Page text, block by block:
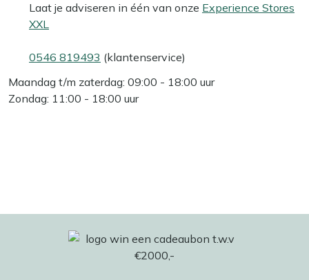
Laat je adviseren in één van onze Experience Stores
XXL
0546 819493 (klantenservice)
Maandag t/m zaterdag: 09:00 - 18:00 uur
Zondag: 11:00 - 18:00 uur